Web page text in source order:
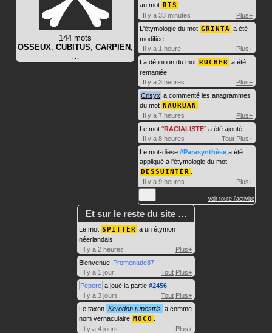
144 mots
OSSEUX CUBITUS CARPIEN
au mot RIS
Il y a 33 minutes
Plus+
L'étymologie du mot GRINTA a été
modifiée.
Il y a 1 heure
Plus+
La définition du mot RUCHER a été
remaniée.
Il y a 3 heures
Plus+
Crisyx a commenté les anagrammes
du mot NAURUAN
Il y a 7 heures
Plus+
Le mot RACIALISTE a été ajouté.
Il y a 8 heures
Tout Plus+
Le mot-dièse #Parasynthèse a été
appliqué à l'étymologie du mot
DESSUINTER
Il y a 9 heures
Plus+
voir toute l'activité
Et sur le reste du site …
Le mot SPITTER a un étymon
néerlandais.
Il y a 2 heures
Plus+
Bienvenue Promenade87 !
Il y a 1 jour
Tout Plus+
Pépère a joué la partie #2456
Il y a 3 jours
Tout Plus+
Le taxon Kerodon rupestris a comme
nom vernaculaire MOCO
Il y a 4 jours
Plus+